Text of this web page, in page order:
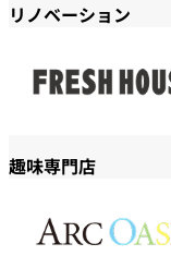
リノベーション
趣味専門店